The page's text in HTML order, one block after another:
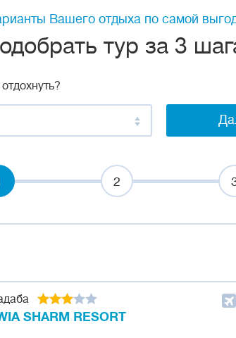
Вашего отдыха по самой
тур за 3
2
SHARM RESORT